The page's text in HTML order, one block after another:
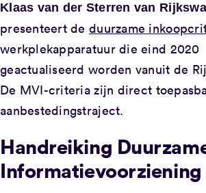
Klaas van der Sterren van
presenteert deduurzame
werkplekapparatuur die eind 2020
geactualiseerd worden vanuit de
De MVI-criteria zijn direct
aanbestedingstraject.
Handreiking
Informatievoorziening